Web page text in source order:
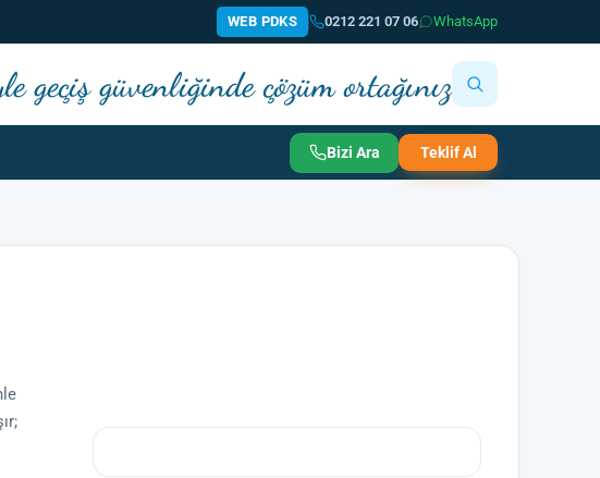
WEB PDKS 0212 221 07 06 WhatsApp
geçiş güvenliğinde çözüm ortağınız
Bizi Ara Teklif Al